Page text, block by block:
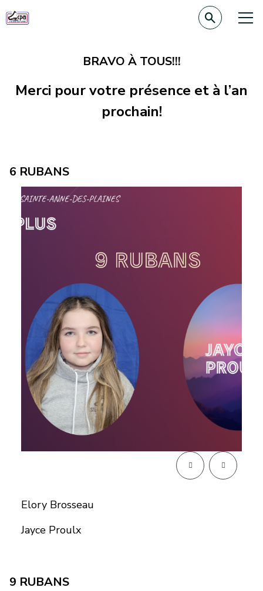
BRAVO À TOUS!!!
Merci pour votre présence et à l’an
prochain!
6 RUBANS
Elory Brosseau
Jayce Proulx
9 RUBANS